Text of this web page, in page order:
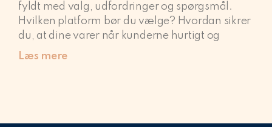
fyldt med valg, udfordringer og spørgsmål.
Hvilken platform bør du vælge? Hvordan sikrer
du, at dine varer når kunderne hurtigt og
Læs mere